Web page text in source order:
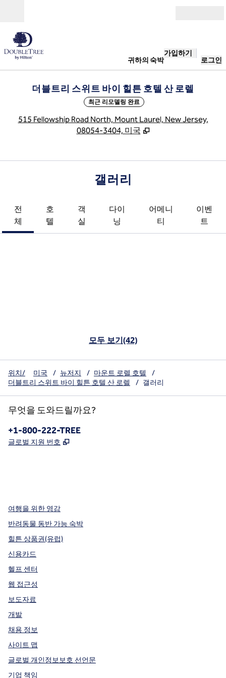
귀하의 숙박
가입하기
로그인
더블트리 스위트 바이 힐튼 호텔 산 로렐
최근 리모델링 완료
515 Fellowship Road North, Mount Laurel, New Jersey,
08054-3404, 미국
갤러리
전
체
호
텔
객
실
다이
닝
어메니
티
이벤
트
모두 보기(42)
위치/ 미국 / 뉴저지 / 마운트 로렐 호텔
/
더블트리 스위트 바이 힐튼 호텔 산 로렐
/ 갤러리
무엇을 도와드릴까요?
전화:
+1-800-222-TREE
글로벌 지원 번호 ,
여행을 위한 영감
반려동물 동반 가능 숙박
힐튼 상품권(유럽)
신용카드
헬프 센터
웹 접근성
보도자료
개발
채용 정보
사이트 맵
글로벌 개인정보보호 선언문
기업 책임